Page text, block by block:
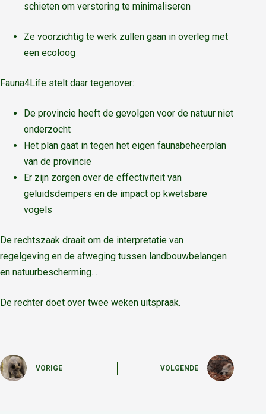
schieten om verstoring te minimaliseren
Ze voorzichtig te werk zullen gaan in overleg met
een ecoloog
Fauna4Life stelt daar tegenover:
De provincie heeft de gevolgen voor de natuur niet
onderzocht
Het plan gaat in tegen het eigen faunabeheerplan
van de provincie
Er zijn zorgen over de effectiviteit van
geluidsdempers en de impact op kwetsbare
vogels
De rechtszaak draait om de interpretatie van
regelgeving en de afweging tussen landbouwbelangen
en natuurbescherming. .
De rechter doet over twee weken uitspraak.
VORIGE VOLGENDE